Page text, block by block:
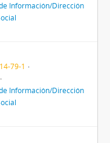
Información/Dirección
79-1
Información/Dirección